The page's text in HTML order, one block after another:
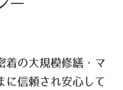
着の大規模修繕・マ
に信頼され安心して
ー